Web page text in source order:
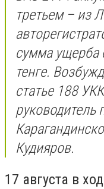
третьем – из
сумма ущерба
тенге.
статье 188
Кудияров.
17 августа в